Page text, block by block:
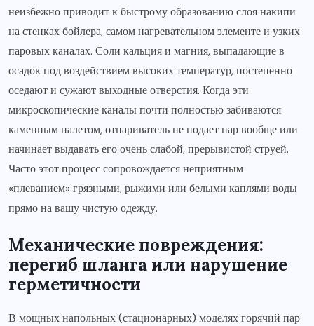
неизбежно приводит к быстрому образованию слоя накипи
на стенках бойлера, самом нагревательном элементе и узких
паровых каналах. Соли кальция и магния, выпадающие в
осадок под воздействием высоких температур, постепенно
оседают и сужают выходные отверстия. Когда эти
микроскопические каналы почти полностью забиваются
каменным налетом, отпариватель не подает пар вообще или
начинает выдавать его очень слабой, прерывистой струей.
Часто этот процесс сопровождается неприятным
«плеванием» грязными, рыжими или белыми каплями воды
прямо на вашу чистую одежду.
Механические повреждения:
перегиб шланга или нарушение
герметичности
В мощных напольных (стационарных) моделях горячий пар